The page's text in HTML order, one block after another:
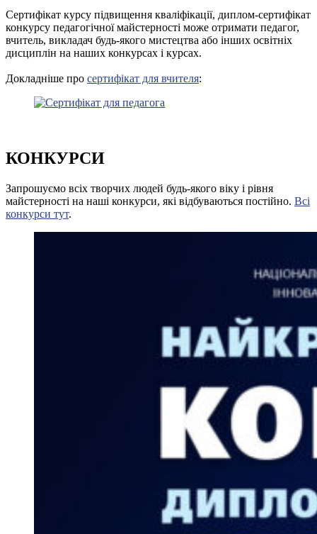
Сертифікат курсу підвищення кваліфікації, диплом-сертифікат
конкурсу педагогічної майстерності може отримати педагог,
вчитель, викладач будь-якого мистецтва або інших освітніх
дисциплін на наших конкурсах і курсах.
Докладніше про сертифікат для вчителя:
КОНКУРСИ
Запрошуємо всіх творчих людей будь-якого віку і рівня
майстерності на наші конкурси, які відбуваються постійно. Всі
конкурси тут.